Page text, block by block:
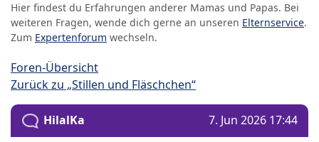
Hier findest du Erfahrungen anderer Mamas und Papas. Bei
weiteren Fragen, wende dich gerne an unseren Elternservice.
Zum Expertenforum wechseln.
Foren-Übersicht
Zurück zu „Stillen und Fläschchen“
HilalKa 7. Jun 2026 17:44